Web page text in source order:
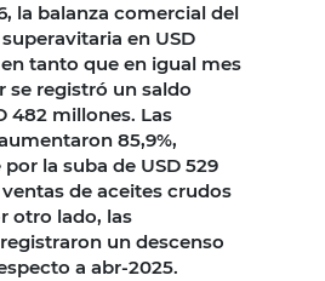
la balanza comercial del
en USD
tanto que en igual mes
se registró un saldo
482 millones. Las
85,9%,
la suba de USD 529
de aceites crudos
otro lado, las
un descenso
a abr-2025.